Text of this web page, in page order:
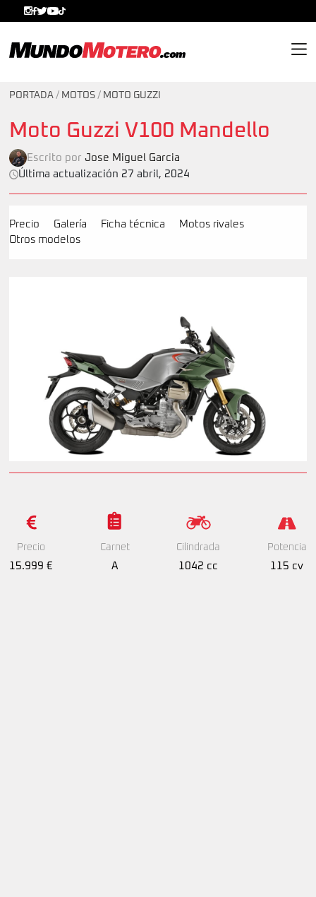
PORTADA / MOTOS / MOTO GUZZI
Moto Guzzi V100 Mandello
Escrito por Jose Miguel Garcia
Última actualización 27 abril, 2024
Precio Galería Ficha técnica
Motos rivales
Otros modelos
Precio
15.999 €
Carnet
A
Cilindrada
1042 cc
Potencia
115 cv